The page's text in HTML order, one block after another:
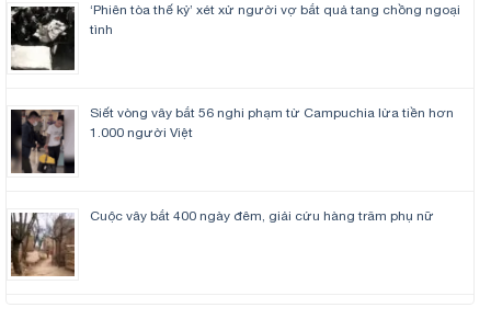
‘Phiên tòa thế kỷ’ xét xử người vợ bắt quả tang chồng ngoại
tình
Siết vòng vây bắt 56 nghi phạm từ Campuchia lừa tiền hơn
1.000 người Việt
Cuộc vây bắt 400 ngày đêm, giải cứu hàng trăm phụ nữ